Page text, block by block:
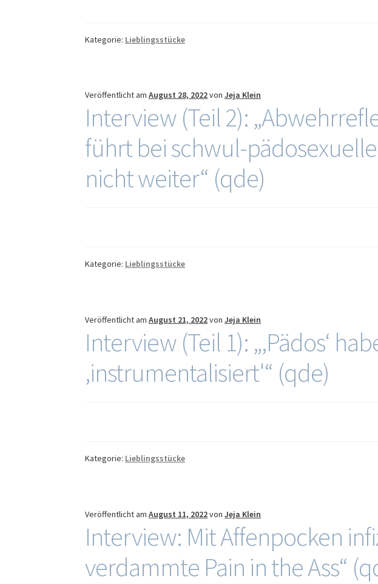
Kategorie: Lieblingsstücke
Veröffentlicht amAugust 28, 2022vonJeja Klein
Interview (Teil 2):
führt bei schwul-
nicht weiter“ (qde)
Kategorie: Lieblingsstücke
Veröffentlicht amAugust 21, 2022vonJeja Klein
Interview (Teil 1): „‚Pädos‘
‚instrumentalisiert'“ (qde)
Kategorie: Lieblingsstücke
Veröffentlicht amAugust 11, 2022vonJeja Klein
Interview: Mit Affenpocken
verdammte Pain in the Ass“